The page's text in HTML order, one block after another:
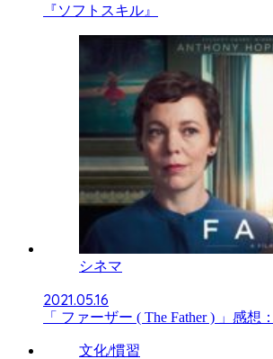
『ソフトスキル』
シネマ
2021.05.16
「 ファーザー ( The Father ) 」感想
文化/慣習